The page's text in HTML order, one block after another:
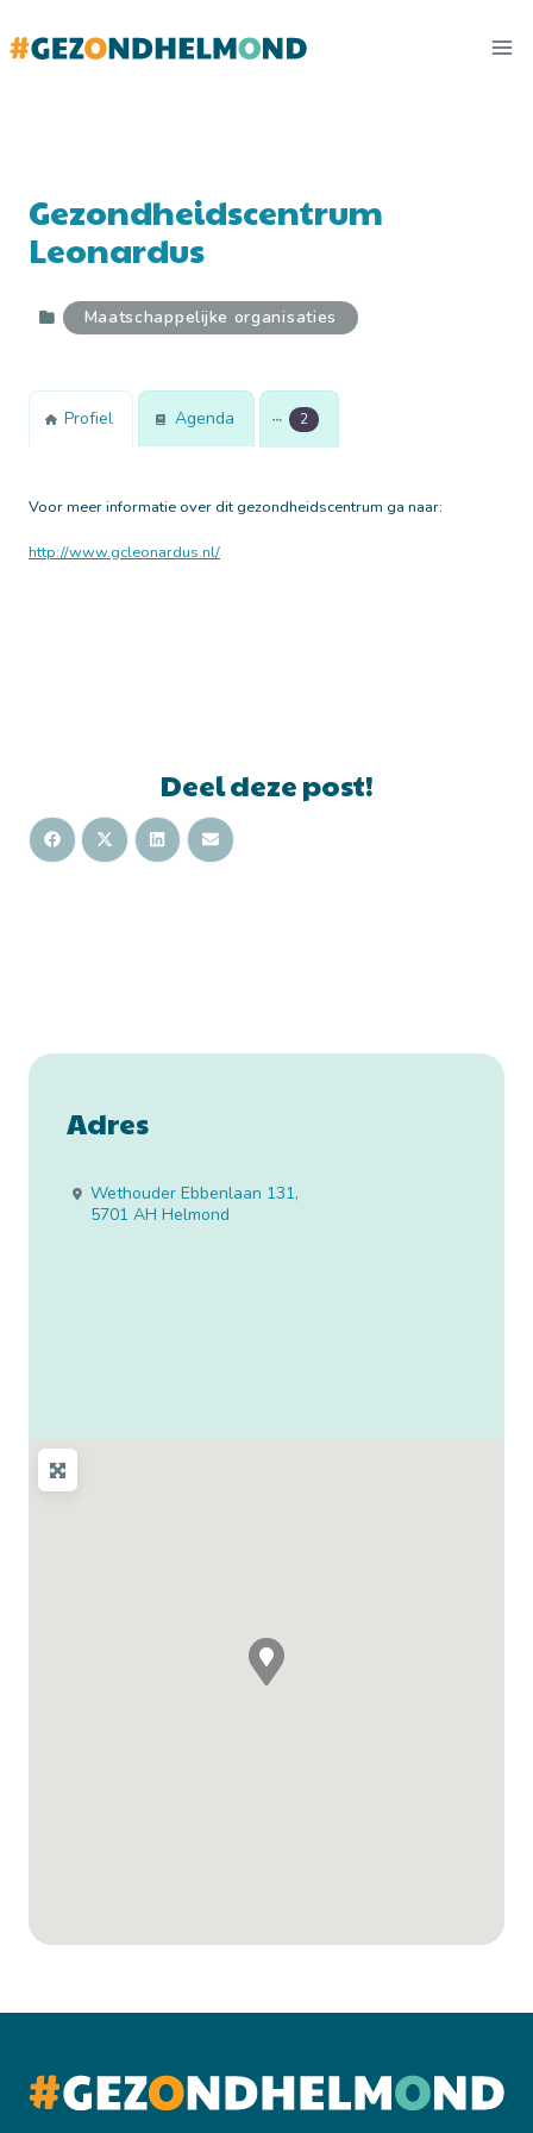
naar
Gezondheidscentrum
Leonardus
Maatschappelijke organisaties
Profiel Agenda 2
Voor meer informatie over dit gezondheidscentrum ga naar:
http://www.gcleonardus.nl/
Deel deze post!
Adres
Wethouder Ebbenlaan 131,
5701 AH Helmond